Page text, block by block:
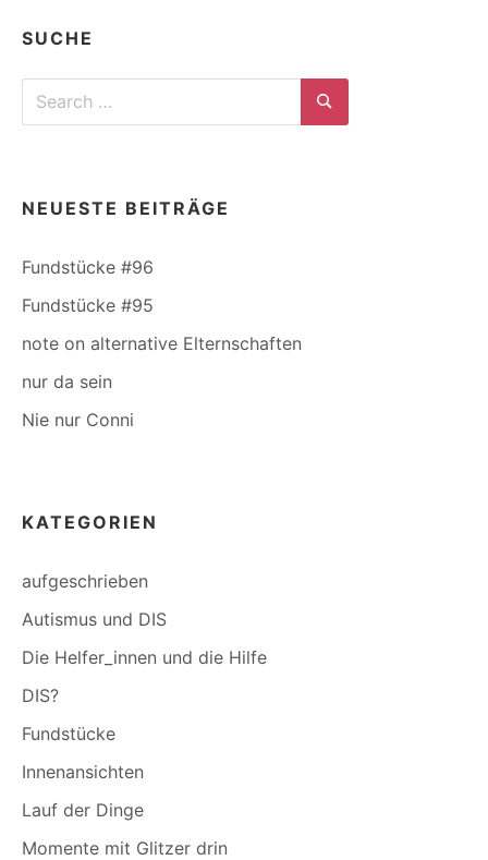
SUCHE
Search
Search
NEUESTE BEITRÄGE
Fundstücke #96
Fundstücke #95
note on alternative Elternschaften
nur da sein
Nie nur Conni
KATEGORIEN
aufgeschrieben
Autismus und DIS
Die Helfer_innen und die Hilfe
DIS?
Fundstücke
Innenansichten
Lauf der Dinge
Momente mit Glitzer drin